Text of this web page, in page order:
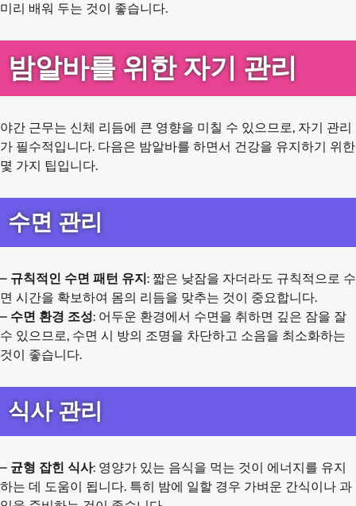
미리 배워 두는 것이 좋습니다.
밤알바를 위한 자기 관리
야간 근무는 신체 리듬에 큰 영향을 미칠 수 있으므로, 자기 관리
가 필수적입니다. 다음은 밤알바를 하면서 건강을 유지하기 위한
몇 가지 팁입니다.
수면 관리
– 규칙적인 수면 패턴 유지: 짧은 낮잠을 자더라도 규칙적으로 수
면 시간을 확보하여 몸의 리듬을 맞추는 것이 중요합니다.
– 수면 환경 조성: 어두운 환경에서 수면을 취하면 깊은 잠을 잘
수 있으므로, 수면 시 방의 조명을 차단하고 소음을 최소화하는
것이 좋습니다.
식사 관리
– 균형 잡힌 식사: 영양가 있는 음식을 먹는 것이 에너지를 유지
하는 데 도움이 됩니다. 특히 밤에 일할 경우 가벼운 간식이나 과